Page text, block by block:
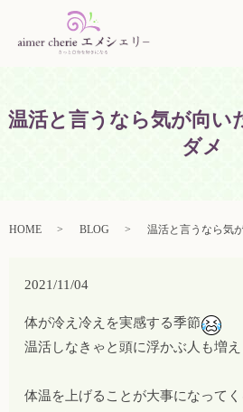
温活と言うなら気が向い
ダメ
HOME BLOG 温活と言うなら気
2021/11/04
体が冷え冷えを実感する季節
温活しなきゃと頭に浮かぶ人も増
体温を上げることが大事になって